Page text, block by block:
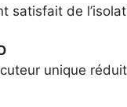
satisfait de
unique